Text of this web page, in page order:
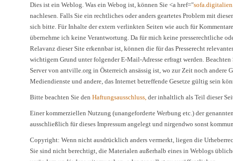
Dies ist ein Weblog. Was ein Webog ist, können Sie <a href="
nachlesen. Falls Sie ein rechtliches oder anders geartetes Problem mit
sich bitte. Für Inhalte der extern verlinkten Seiten wie auch für
übernehme ich keine Verantwortung. Da für mich keine presserechtliche
Relavanz dieser Site erkennbar ist, können die für das Presserecht
wichtigem Grund unter folgender E-Mail-Adresse erfragt werden. Beachten
Server von antville.org in Österreich ansässig ist, wo zur Zeit noch andere
Mediendienste und andere, das Internet betreffende Gesetze gültig sein
Bitte beachten Sie den Haftungsausschluss, der inhaltlich als Teil dieser
Einer kommerziellen Nutzung (unangeforderte Werbung etc.) der
ausschließlich für dieses Impressum angelegt und nirgendwo sonst
Copyright: Wenn nicht ausdrücklich anders vermerkt, liegen die
Sie sind nicht berechtigt, die Materialen außerhalb eines in Weblogs